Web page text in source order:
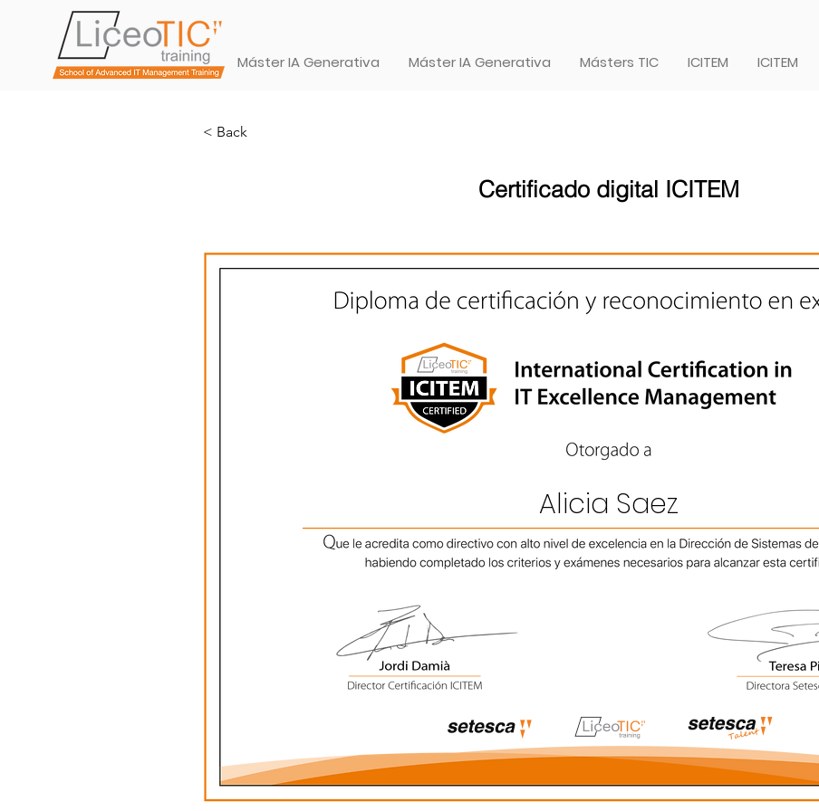
Máster IA Generativa Máster IA Generativa Másters TIC ICITEM ICITEM
< Back
Certificado digital ICITEM
Alicia Saez